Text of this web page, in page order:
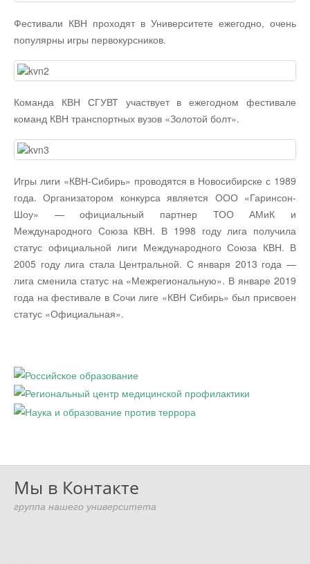
Фестивали КВН проходят в Университете ежегодно, очень
популярны игры первокурсников.
Команда КВН СГУВТ участвует в ежегодном фестивале
команд КВН транспортных вузов «Золотой болт».
Игры лиги «КВН-Сибирь» проводятся в Новосибирске с 1989
года. Организатором конкурса является ООО «Гаринсон-
Шоу» — официальный партнер ТОО АМиК и
Международного Союза КВН. В 1998 году лига получила
статус официальной лиги Международного Союза КВН. В
2005 году лига стала Центральной. С января 2013 года —
лига сменила статус на «Межрегиональную». В январе 2019
года на фестивале в Сочи лиге «КВН Сибирь» был присвоен
статус «Официальная».
Мы в Контакте
группа нашего университета